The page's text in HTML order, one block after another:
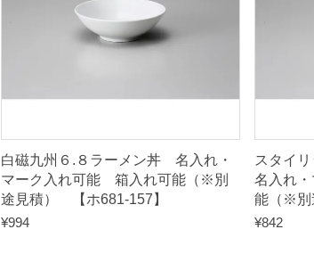
白磁九州６.８ラーメン丼 名入れ・
マーク入れ可能 箱入れ可能（※別
途見積） 【ホ681-157】
¥994
スタイ
名入れ
能（※別
¥842